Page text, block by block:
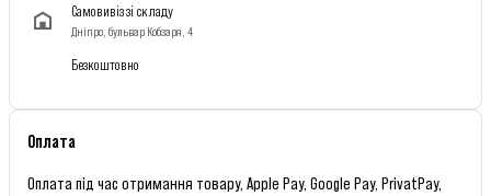
Самовивіз зі складу
Дніпро, бульвар Кобзаря, 4
Безкоштовно
Оплата
Оплата під час отримання товару, Apple Pay, Google Pay, PrivatPay,